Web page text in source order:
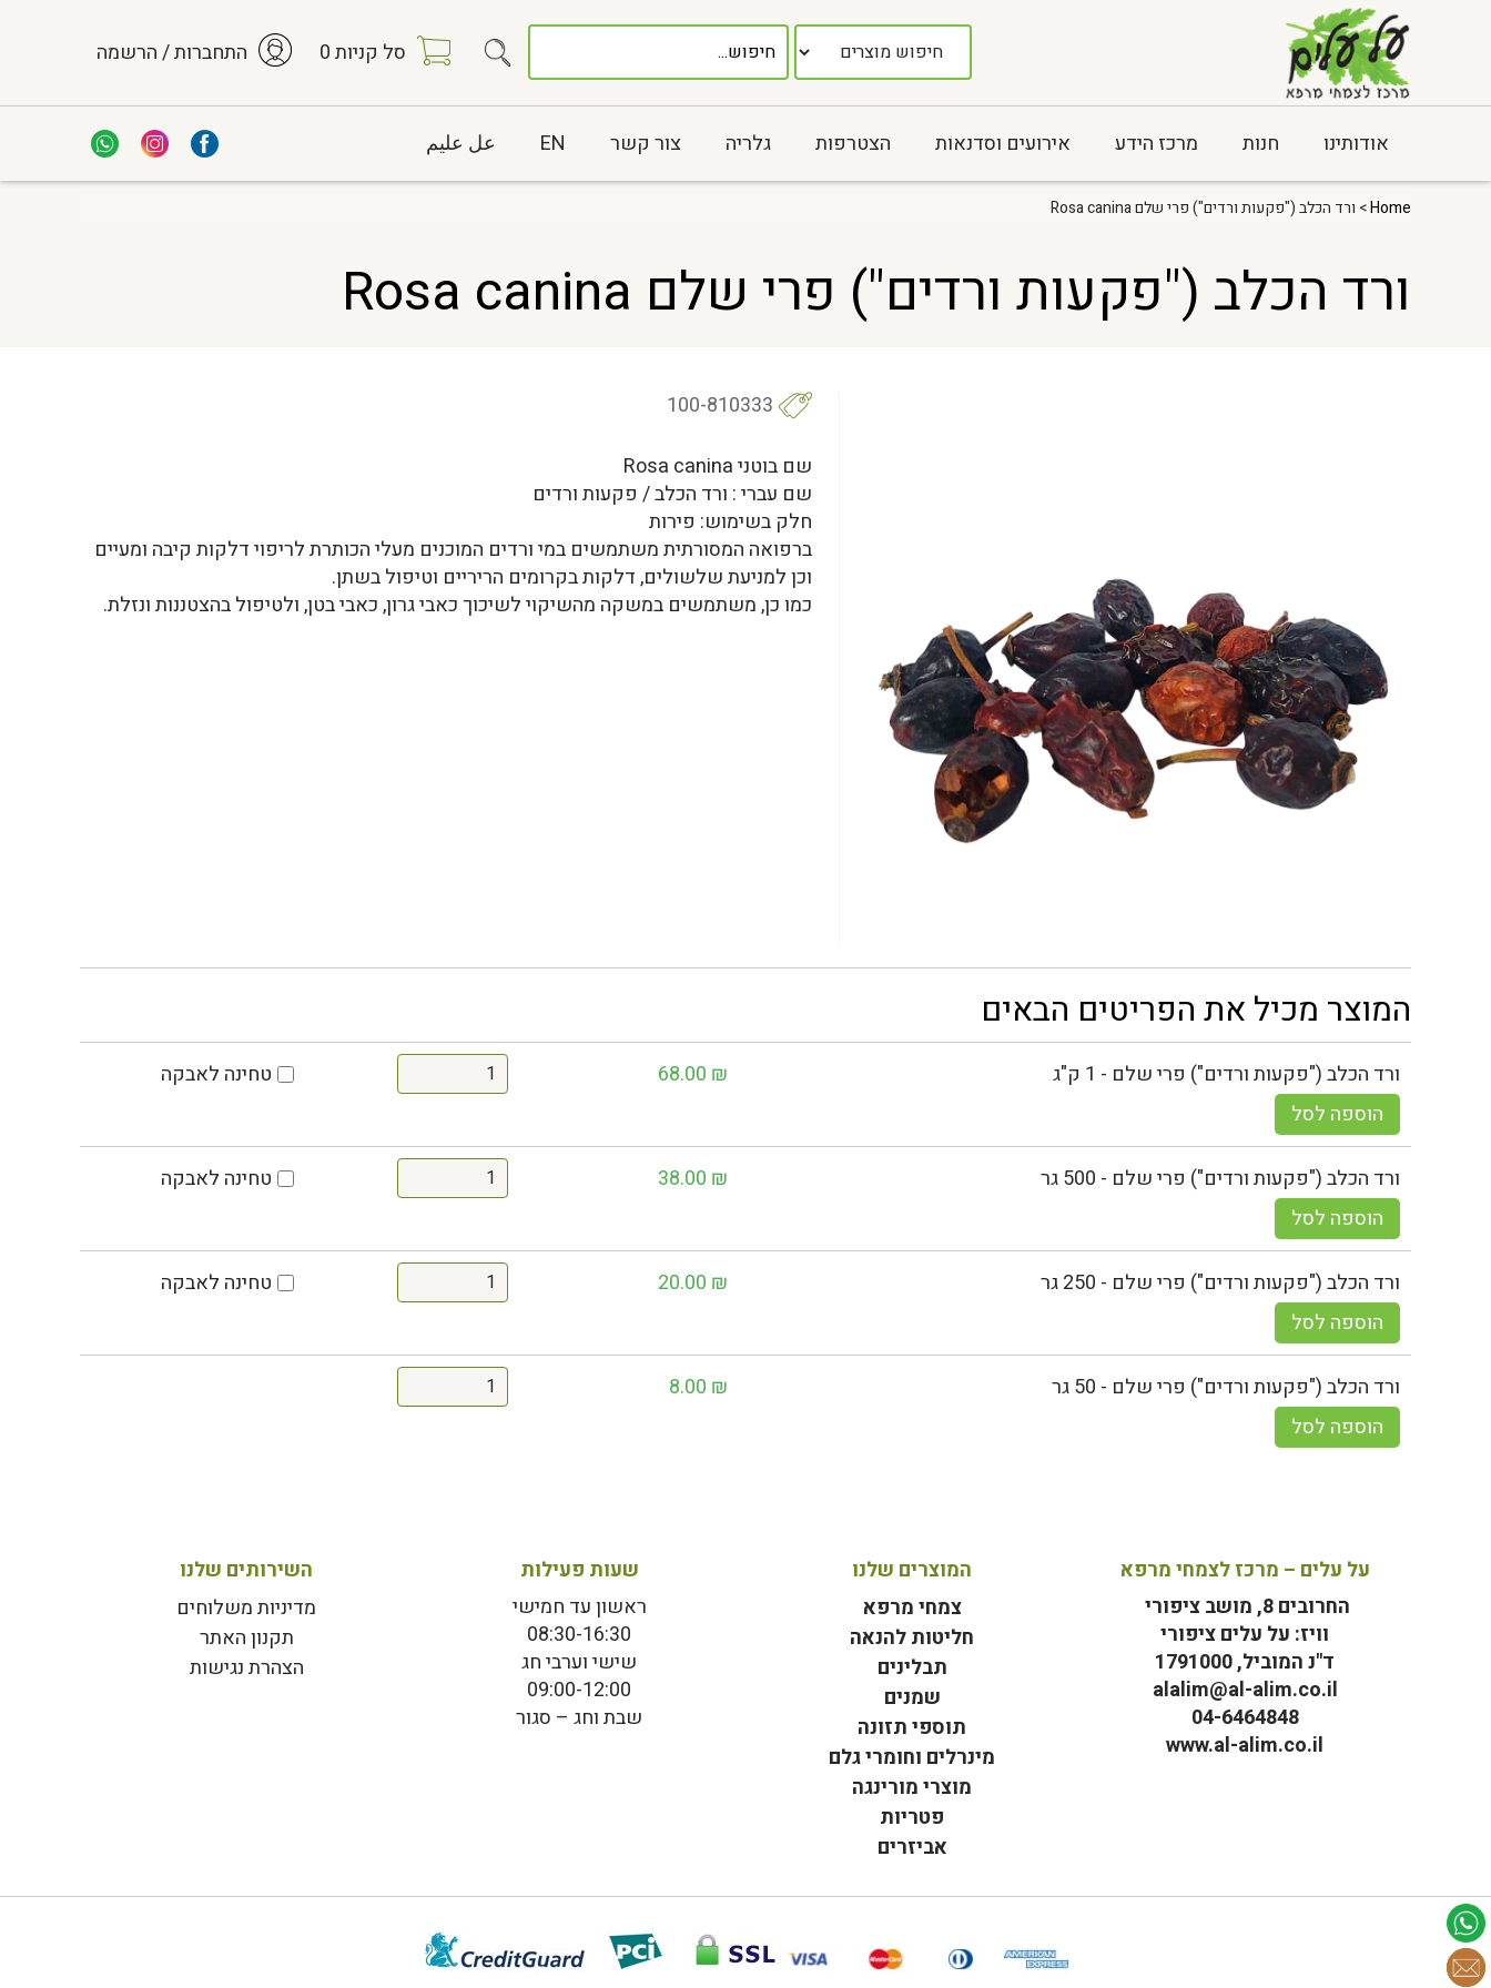
סל קניות0 התחברות / הרשמה
אודותינו חנות מרכז הידע אירועים וסדנאות הצטרפות גלריה צור קשר EN عل عليم
Home> ורד הכלב ("פקעות ורדים") פרי שלם Rosa canina
ורד הכלב ("פקעות ורדים") פרי שלם Rosa canina
100-810333
שם בוטני Rosa canina
שם עברי : ורד הכלב / פקעות ורדים
חלק בשימוש: פירות
ברפואה המסורתית משתמשים במי ורדים המוכנים מעלי הכותרת לריפוי דלקות קיבה ומעיים
וכן למניעת שלשולים, דלקות בקרומים הריריים וטיפול בשתן.
כמו כן, משתמשים במשקה מהשיקוי לשיכוך כאבי גרון, כאבי בטן, ולטיפול בהצטננות ונזלת.
המוצר מכיל את הפריטים הבאים
ורד הכלב ("פקעות ורדים") פרי שלם - 1 ק"ג 68.00 ₪
טחינה לאבקה
הוספה לסל
ורד הכלב ("פקעות ורדים") פרי שלם - 500 גר 38.00 ₪
טחינה לאבקה
הוספה לסל
ורד הכלב ("פקעות ורדים") פרי שלם - 250 גר 20.00 ₪
טחינה לאבקה
הוספה לסל
ורד הכלב ("פקעות ורדים") פרי שלם - 50 גר 8.00 ₪
הוספה לסל
על עלים – מרכז לצמחי מרפא
החרובים 8, מושב ציפורי
וויז: על עלים ציפורי
ד"נ המוביל, 1791000
alalim@al-alim.co.il
04-6464848
www.al-alim.co.il
המוצרים שלנו
צמחי מרפא
חליטות להנאה
תבלינים
שמנים
תוספי תזונה
מינרלים וחומרי גלם
מוצרי מורינגה
פטריות
אביזרים
שעות פעילות
ראשון עד חמישי
08:30-16:30
שישי וערבי חג
09:00-12:00
שבת וחג – סגור
השירותים שלנו
מדיניות משלוחים
תקנון האתר
הצהרת נגישות